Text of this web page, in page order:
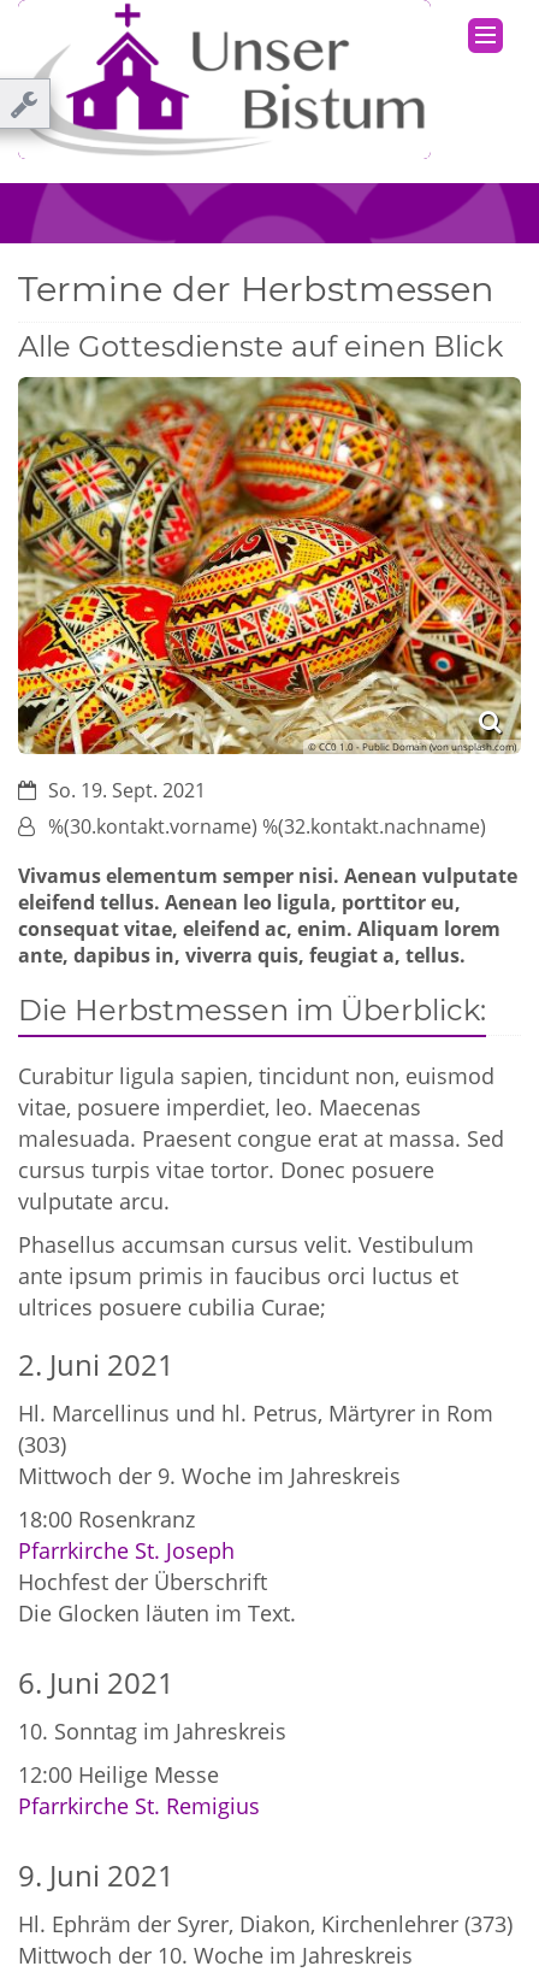
Termine der Herbstmessen
Alle Gottesdienste auf einen Blick
© CC0 1.0 - Public Domain (von unsplash.com)
Datum:So. 19. Sept. 2021
Von:%(30.kontakt.vorname) %(32.kontakt.nachname)
Vivamus elementum semper nisi. Aenean vulputate
eleifend tellus. Aenean leo ligula, porttitor eu,
consequat vitae, eleifend ac, enim. Aliquam lorem
ante, dapibus in, viverra quis, feugiat a, tellus.
Die Herbstmessen im Überblick:
Curabitur ligula sapien, tincidunt non, euismod
vitae, posuere imperdiet, leo. Maecenas
malesuada. Praesent congue erat at massa. Sed
cursus turpis vitae tortor. Donec posuere
vulputate arcu.
Phasellus accumsan cursus velit. Vestibulum
ante ipsum primis in faucibus orci luctus et
ultrices posuere cubilia Curae;
2. Juni 2021
Hl. Marcellinus und hl. Petrus, Märtyrer in Rom
(303)
Mittwoch der 9. Woche im Jahreskreis
18:00 Rosenkranz
Pfarrkirche St. Joseph
Hochfest der Überschrift
Die Glocken läuten im Text.
6. Juni 2021
10. Sonntag im Jahreskreis
12:00 Heilige Messe
Pfarrkirche St. Remigius
9. Juni 2021
Hl. Ephräm der Syrer, Diakon, Kirchenlehrer (373)
Mittwoch der 10. Woche im Jahreskreis